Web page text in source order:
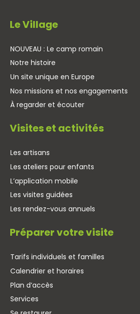
Le Village
NOUVEAU : Le camp romain
Notre histoire
Un site unique en Europe
Nos missions et nos engagements
À regarder et écouter
Visites et activités
Les artisans
Les ateliers pour enfants
L’application mobile
Les visites guidées
Les rendez-vous annuels
Préparer votre visite
Tarifs individuels et familles
Calendrier et horaires
Plan d’accès
Services